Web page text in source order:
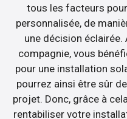
tous les facteurs
personnalisée, de
une décision
compagnie, vous
pour une installation
pourrez ainsi être sûr
projet. Donc, grâce à
rentabiliser votre